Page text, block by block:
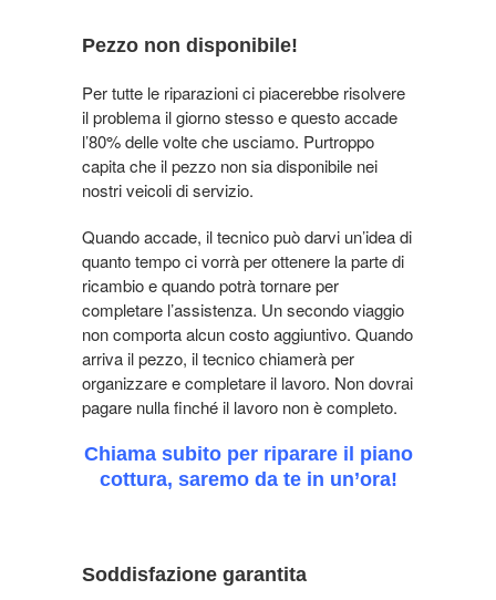
Pezzo non disponibile!
Per tutte le riparazioni ci piacerebbe risolvere
il problema il giorno stesso e questo accade
l’80% delle volte che usciamo. Purtroppo
capita che il pezzo non sia disponibile nei
nostri veicoli di servizio.
Quando accade, il tecnico può darvi un’idea di
quanto tempo ci vorrà per ottenere la parte di
ricambio e quando potrà tornare per
completare l’assistenza. Un secondo viaggio
non comporta alcun costo aggiuntivo. Quando
arriva il pezzo, il tecnico chiamerà per
organizzare e completare il lavoro. Non dovrai
pagare nulla finché il lavoro non è completo.
Chiama subito per riparare il piano
cottura, saremo da te in un’ora!
Soddisfazione garantita